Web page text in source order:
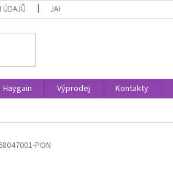
ÚDAJŮ JAK NAKUPOVAT
Haygain Výprodej Kontakty
PON